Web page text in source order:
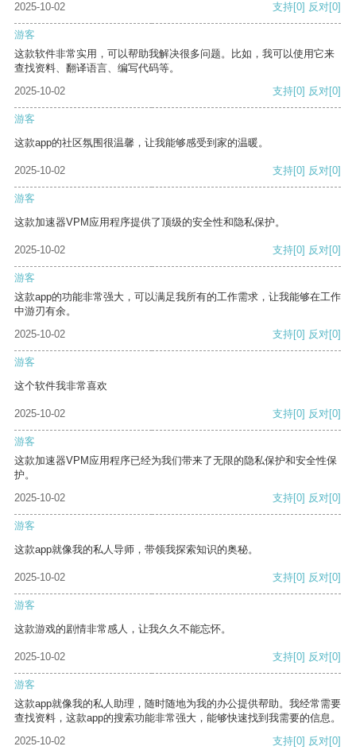
2025-10-02 支持[0] 反对[0]
游客
这款软件非常实用，可以帮助我解决很多问题。比如，我可以使用它来
查找资料、翻译语言、编写代码等。
2025-10-02
支持[0] 反对[0]
游客
这款app的社区氛围很温馨，让我能够感受到家的温暖。
2025-10-02 支持[0] 反对[0]
游客
这款加速器VPM应用程序提供了顶级的安全性和隐私保护。
2025-10-02 支持[0] 反对[0]
游客
这款app的功能非常强大，可以满足我所有的工作需求，让我能够在工作
中游刃有余。
2025-10-02
支持[0] 反对[0]
游客
这个软件我非常喜欢
2025-10-02 支持[0] 反对[0]
游客
这款加速器VPM应用程序已经为我们带来了无限的隐私保护和安全性保
护。
2025-10-02
支持[0] 反对[0]
游客
这款app就像我的私人导师，带领我探索知识的奥秘。
2025-10-02 支持[0] 反对[0]
游客
这款游戏的剧情非常感人，让我久久不能忘怀。
2025-10-02 支持[0] 反对[0]
游客
这款app就像我的私人助理，随时随地为我的办公提供帮助。我经常需要
查找资料，这款app的搜索功能非常强大，能够快速找到我需要的信息。
2025-10-02
支持[0] 反对[0]